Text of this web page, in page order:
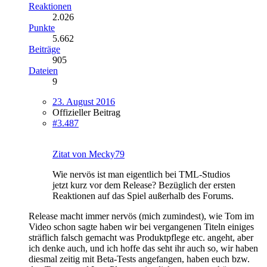
Reaktionen
2.026
Punkte
5.662
Beiträge
905
Dateien
9
23. August 2016
Offizieller Beitrag
#3.487
Zitat von Mecky79
Wie nervös ist man eigentlich bei TML-Studios
jetzt kurz vor dem Release? Bezüglich der ersten
Reaktionen auf das Spiel außerhalb des Forums.
Release macht immer nervös (mich zumindest), wie Tom im
Video schon sagte haben wir bei vergangenen Titeln einiges
sträflich falsch gemacht was Produktpflege etc. angeht, aber
ich denke auch, und ich hoffe das seht ihr auch so, wir haben
diesmal zeitig mit Beta-Tests angefangen, haben euch bzw.